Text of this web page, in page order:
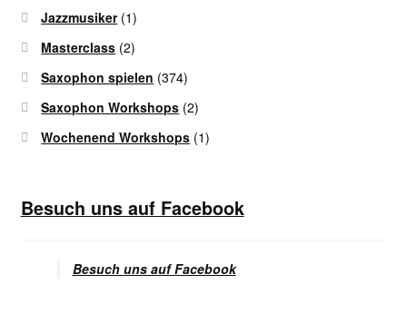
Jazzmusiker(1)
Masterclass (2)
Saxophon spielen (374)
Saxophon Workshops (2)
Wochenend Workshops (1)
Besuch uns auf Facebook
Besuch uns auf Facebook